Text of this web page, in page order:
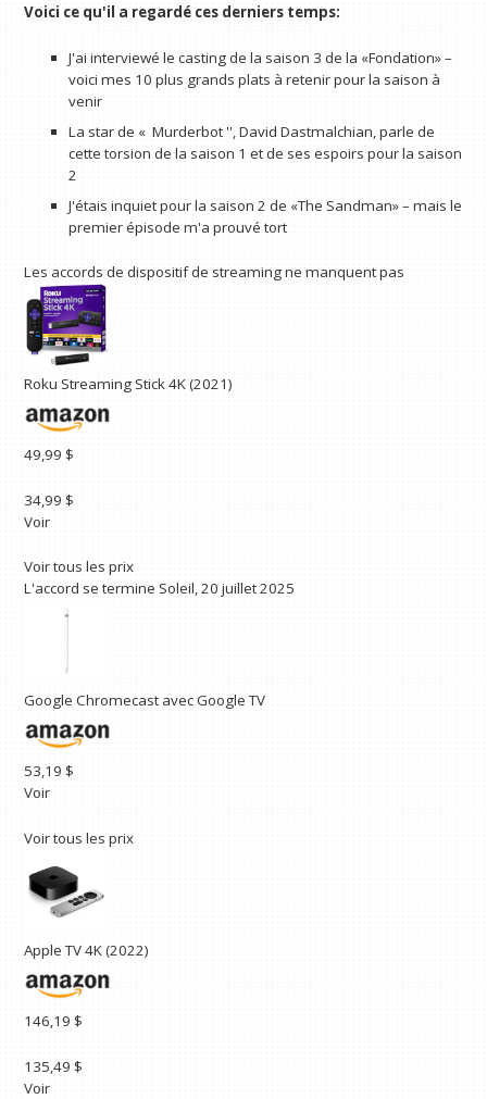
Voici ce qu'il a regardé ces derniers temps:
J'ai interviewé le casting de la saison 3 de la «Fondation» –
voici mes 10 plus grands plats à retenir pour la saison à
venir
La star de « Murderbot '', David Dastmalchian, parle de
cette torsion de la saison 1 et de ses espoirs pour la saison
2
J'étais inquiet pour la saison 2 de «The Sandman» – mais le
premier épisode m'a prouvé tort
Les accords de dispositif de streaming ne manquent pas
Roku Streaming Stick 4K (2021)
49,99 $
34,99 $
Voir
Voir tous les prix
L'accord se termine Soleil, 20 juillet 2025
Google Chromecast avec Google TV
53,19 $
Voir
Voir tous les prix
Apple TV 4K (2022)
146,19 $
135,49 $
Voir